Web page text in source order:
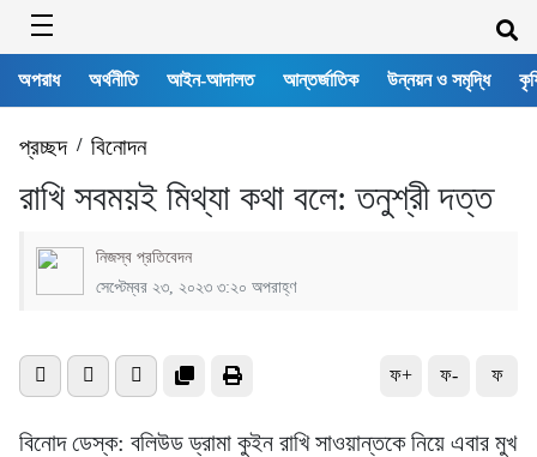
অপরাধ অর্থনীতি আইন-আদালত আন্তর্জাতিক উন্নয়ন ও সমৃদ্ধি
প্রচ্ছদ/ বিনোদন
রাখি সবময়ই মিথ্যা কথা বলে: তনুশ্রী দত্ত
নিজস্ব প্রতিবেদন
সেপ্টেম্বর ২৩, ২০২৩ ৩:২০ অপরাহ্ণ
ফ+ ফ- ফ
বিনোদ ডেস্ক: বলিউড ড্রামা কুইন রাখি সাওয়ান্তকে নিয়ে এবার মুখ